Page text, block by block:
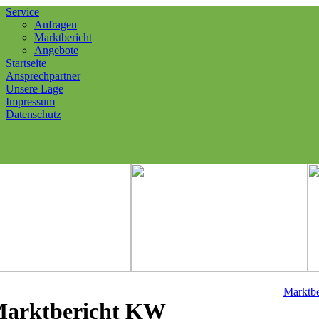
Service
Anfragen
Marktbericht
Angebote
Startseite
Ansprechpartner
Unsere Lage
Impressum
Datenschutz
KW